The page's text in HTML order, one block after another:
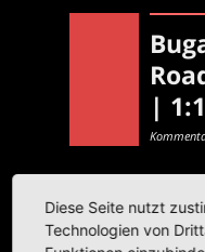
|
Diese Seite nutzt
Technologien von